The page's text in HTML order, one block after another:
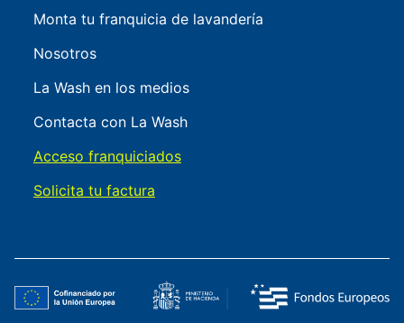
Monta tu franquicia de lavandería
Nosotros
La Wash en los medios
Contacta con La Wash
Acceso franquiciados
Solicita tu factura